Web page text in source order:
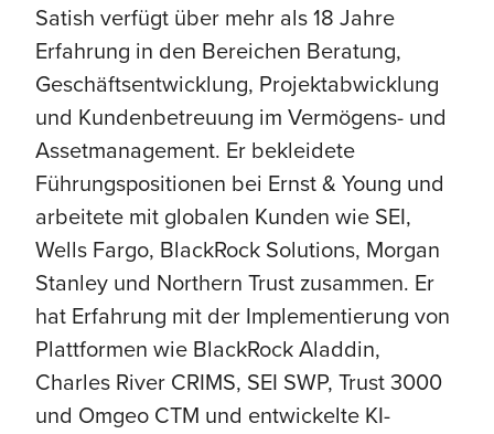
Satish verfügt über mehr als 18 Jahre
Erfahrung in den Bereichen Beratung,
Geschäftsentwicklung, Projektabwicklung
und Kundenbetreuung im Vermögens- und
Assetmanagement. Er bekleidete
Führungspositionen bei Ernst & Young und
arbeitete mit globalen Kunden wie SEI,
Wells Fargo, BlackRock Solutions, Morgan
Stanley und Northern Trust zusammen. Er
hat Erfahrung mit der Implementierung von
Plattformen wie BlackRock Aladdin,
Charles River CRIMS, SEI SWP, Trust 3000
und Omgeo CTM und entwickelte KI-